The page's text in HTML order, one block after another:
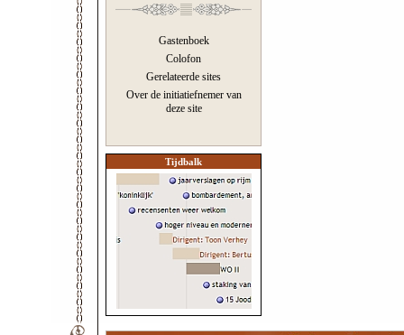
Gastenboek
Colofon
Gerelateerde sites
Over de initiatiefnemer van
deze site
Tijdbalk